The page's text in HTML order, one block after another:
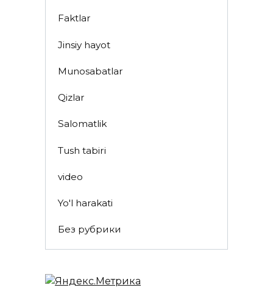
Faktlar
Jinsiy hayot
Munosabatlar
Qizlar
Salomatlik
Tush tabiri
video
Yo'l harakati
Без рубрики